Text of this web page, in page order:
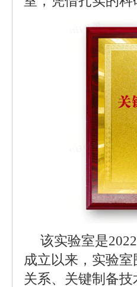
该实验室是
成立以来，实验
关系、关键制备